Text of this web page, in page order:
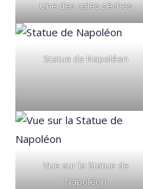
Une des cales sèches
Statue de Napoléon
Vue sur la Statue de
Napoléon